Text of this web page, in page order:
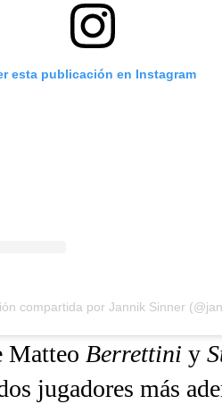
esta publicación en Instagram
compartida por Jannik Sinner
Matteo Berrettini y
jugadores más